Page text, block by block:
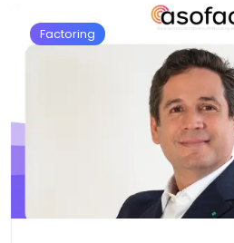
Factoring